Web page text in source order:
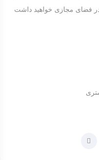
فضای مجازی خواهید داشت